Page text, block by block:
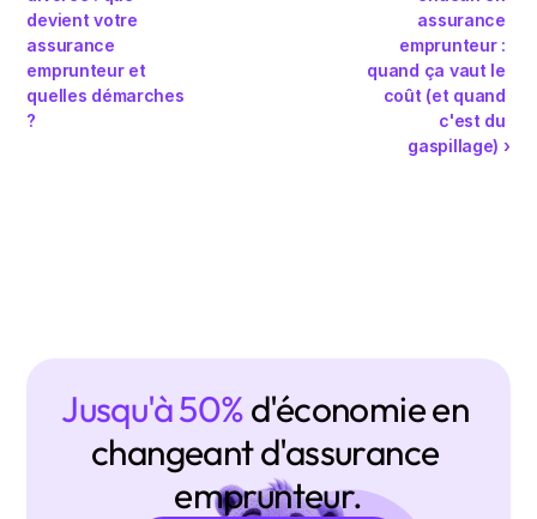
devient votre
assurance
emprunteur et
quelles démarches
?
assurance
emprunteur :
quand ça vaut le
coût (et quand
c'est du
gaspillage) ›
Jusqu'à 50% d'économie en
changeant d'assurance
emprunteur.